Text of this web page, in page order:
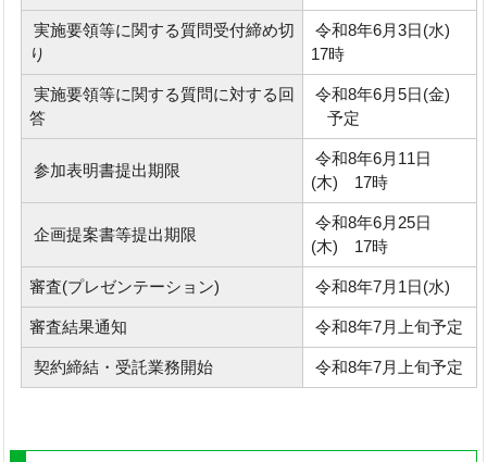
実施要領等に関する質問受付締め切
り
令和8年6月3日(水)
17時
実施要領等に関する質問に対する回
答
令和8年6月5日(金)
予定
参加表明書提出期限
令和8年6月11日
(木) 17時
企画提案書等提出期限
令和8年6月25日
(木) 17時
審査(プレゼンテーション) 令和8年7月1日(水)
審査結果通知 令和8年7月上旬予定
契約締結・受託業務開始 令和8年7月上旬予定